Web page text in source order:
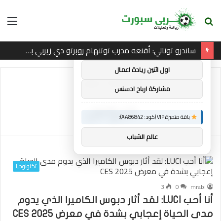
بحث
ساندرو تونالي: أقنعه مدرب توتنهام روبرتو دي زيربي بسرعة بالتوقيع
دبوس
دبوس
تكنولوجيا
mrabi
0
3
أنا أحب LUCI: لقد أثار دبوس الكاميرا الذي يدوم
مدى الحياة إعجابي بشدة في معرض CES 2025
توصيات :
باقة متميزة VIP (كود: AA38045):
اول اثنين ريادة اعمال
مشاركة ارباح ادسنس
باقة متميزة VIP (كود: AA86842):
عالم الشباب